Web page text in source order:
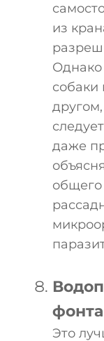
из
собаки
даже
общего
Это